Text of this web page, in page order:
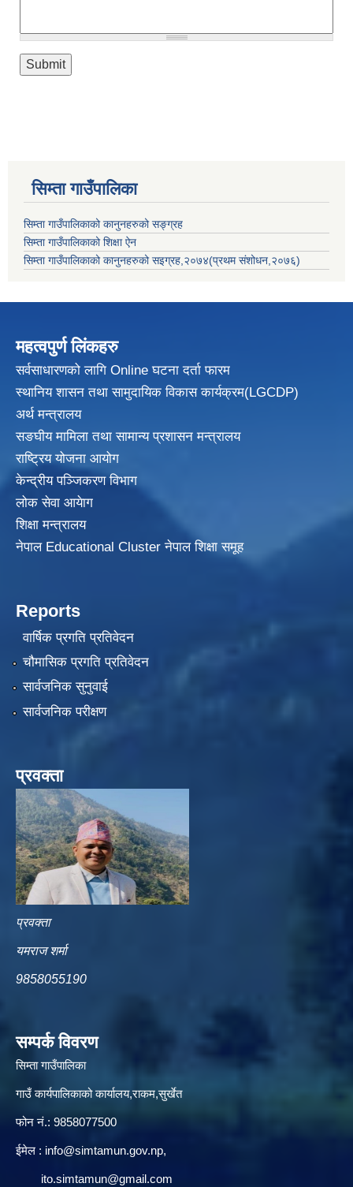
सिम्ता गाउँपालिका
सिम्ता गाउँपालिकाको कानुनहरुको सङ्ग्रह
सिम्ता गाउँपालिकाको शिक्षा ऐन
सिम्ता गाउँपालिकाको कानुनहरुको सइग्रह,२०७४(प्रथम संशोधन,२०७६)
महत्वपुर्ण लिंकहरु
सर्वसाधारणको लागि Online घटना दर्ता फारम
स्थानिय शासन तथा सामुदायिक विकासकार्यक्रम(LGCDP)
अर्थ मन्त्रालय
सङघीय मामिला तथा सामान्य प्रशासन मन्त्रालय
राष्ट्रिय योजना आयोग
केन्द्रीय पञ्जिकरण विभाग
लोक सेवा आयेाग
शिक्षा मन्त्रालय
नेपाल Educational Cluster नेपाल शिक्षा समूह
Reports
वार्षिक प्रगति प्रतिवेदन
चौमासिक प्रगति प्रतिवेदन
सार्वजनिक सुनुवाई
सार्वजनिक परीक्षण
प्रवक्ता
प्रवक्ता
यमराज शर्मा
9858055190
सम्पर्क विवरण
सिम्ता गाउँपालिका
गाउँ कार्यपालिकाको कार्यालय,राकम,सुर्खेत
फोन नं.: 9858077500
ईमेल‌ : info@simtamun.gov.np,
ito.simtamun@gmail.com